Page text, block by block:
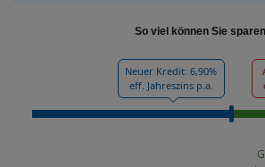
So viel können Sie sparen
Neuer Kredit: 6,90%
eff. Jahreszins p.a.